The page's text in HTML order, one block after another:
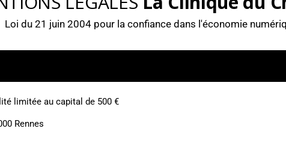
Loi du 21 juin 2004 pour la confiance dans l'économie
limitée au capital de 500 €
Rennes